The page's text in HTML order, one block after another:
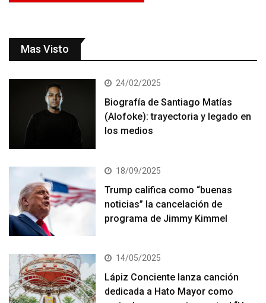
Mas Visto
24/02/2025
Biografía de Santiago Matías
(Alofoke): trayectoria y legado en
los medios
18/09/2025
Trump califica como “buenas
noticias” la cancelación de
programa de Jimmy Kimmel
14/05/2025
Lápiz Conciente lanza canción
dedicada a Hato Mayor como